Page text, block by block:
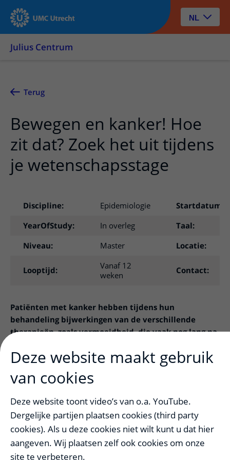
NL
Julius Centrum
Terug
Bewegen en kanker! Hoe
zit dat? Zoek het uit tijdens
je wetenschapsstage
Discipline: Epidemiologie
Startdatum:
YearOfStudy:
In overleg
Taal:
Niveau:
Master Locatie:
Looptijd:
Vanaf 12
weken
Contact:
Patiënten met kanker hebben tijdens hun
behandeling bijwerkingen van de verschillende
therapieën, zoals vermoeidheid, die vaak nog lang na
verschillende gerandomiseerde studies onderzoeken
wij op dit moment de effecten van een
beweegprogramma op de vermoeidheid, cognitieve
borst- of slokdarmkanker.
Wij randomiseren de patiënten naar de beweeg- óf
controlegroep. Vooraf aan het programma en daarna
worden bij zowel de interventie- als ook de controlegroep
Deze website maakt gebruik
van cookies
Deze website toont video’s van o.a. YouTube.
Dergelijke partijen plaatsen cookies (third party
cookies). Als u deze cookies niet wilt kunt u dat hier
aangeven. Wij plaatsen zelf ook cookies om onze
site te verbeteren.